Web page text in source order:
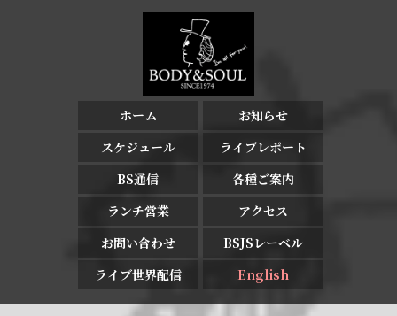
ホーム
お知らせ
スケジュール
ライブレポート
BS通信
各種ご案内
ランチ営業
アクセス
お問い合わせ
BSJSレーベル
ライブ世界配信
English